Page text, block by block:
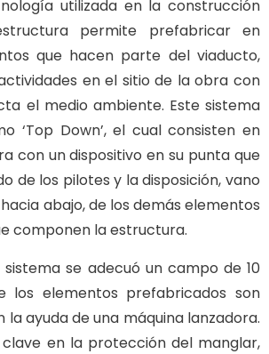
utilizada en la construcción
permite prefabricar en
que hacen parte del viaducto,
en el sitio de la obra con
el medio ambiente. Este sistema
‘Top Down’, el cual consisten en
con un dispositivo en su punta que
de los pilotes y la disposición, vano
abajo, de los demás elementos
componen la estructura.
se adecuó un campo de 10
los elementos prefabricados son
la ayuda de una máquina lanzadora.
clave en la protección del manglar,